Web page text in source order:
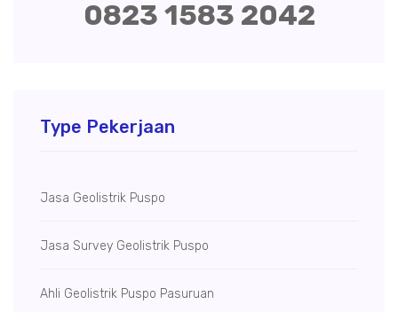
0823 1583 2042
Type Pekerjaan
Jasa Geolistrik Puspo
Jasa Survey Geolistrik Puspo
Ahli Geolistrik Puspo Pasuruan